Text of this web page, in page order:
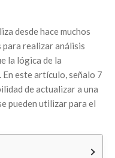
desde hace muchos
realizar análisis
la lógica de la
En este artículo, señalo 7
de actualizar a una
pueden utilizar para el